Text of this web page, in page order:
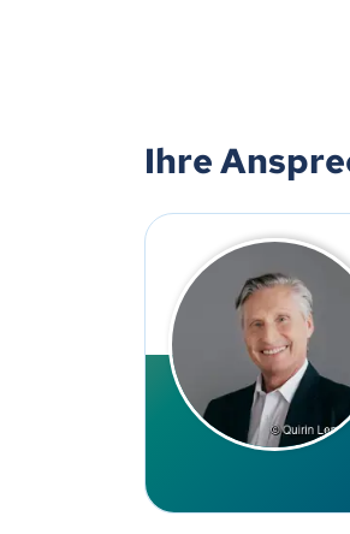
Ihre